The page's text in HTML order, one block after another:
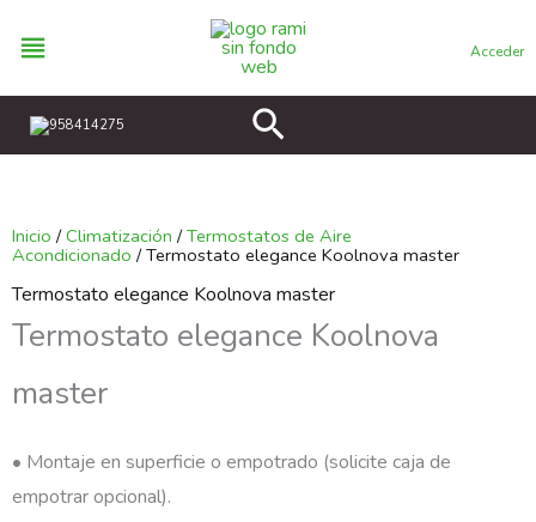
Acceder
958414275 Buscar
Inicio /Climatización /Termostatos de Aire
Acondicionado / Termostato elegance Koolnova master
Termostato elegance Koolnova master
Termostato elegance Koolnova
master
• Montaje en superficie o empotrado (solicite caja de
empotrar opcional).